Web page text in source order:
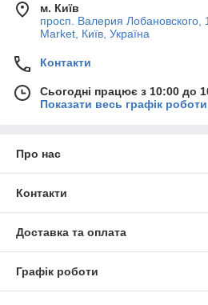
м. Київ
просп. Валерия Лобановского,
Market, Київ, Україна
Контакти
Сьогодні працює з 10:00 до
Показати весь графік роботи
Про нас
Контакти
Доставка та оплата
Графік роботи